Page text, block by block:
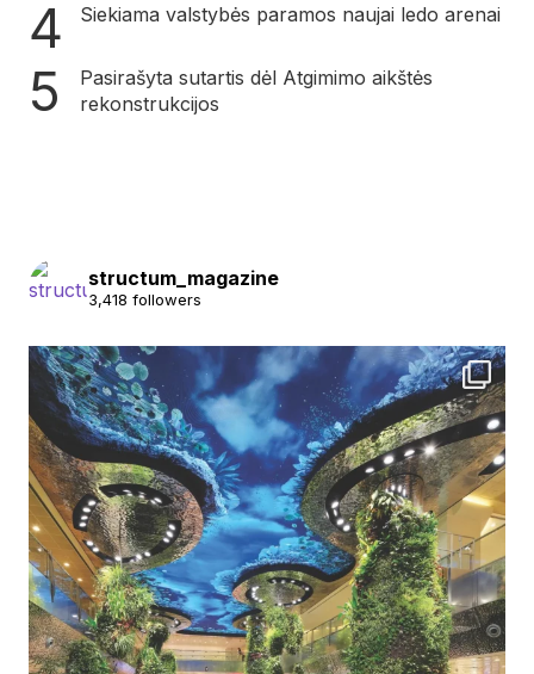
Siekiama valstybės paramos naujai ledo arenai
Pasirašyta sutartis dėl Atgimimo aikštės
rekonstrukcijos
structum_magazine
3,418 followers